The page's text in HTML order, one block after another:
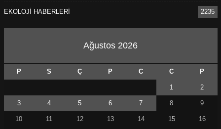
EKOLOJİ HABERLERİ 2235
Ağustos 2026
P S Ç P C C P
1 2
3 4 5 6 7 8 9
10 11 12 13 14 15 16